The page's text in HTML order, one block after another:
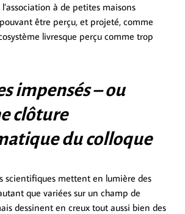
à de petites maisons
être perçu, et projeté, comme
livresque perçu comme trop
impensés – ou
clôture
du colloque
scientifiques mettent en lumière des
que variées sur un champ de
dessinent en creux tout aussi bien des